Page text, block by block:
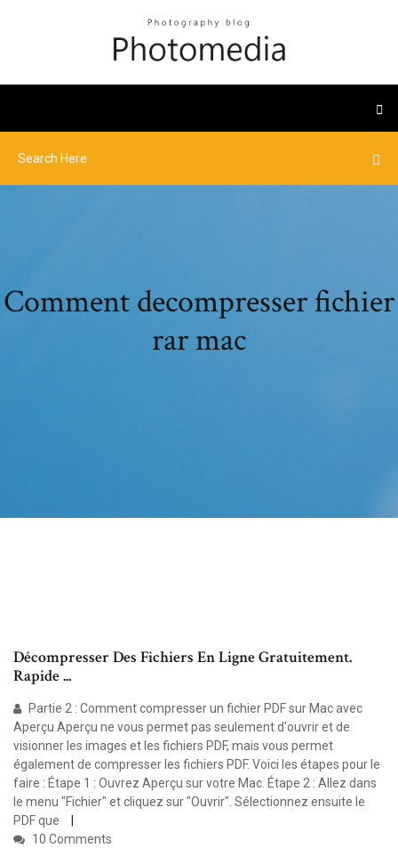
Comment decompresser fichier
rar mac
Décompresser Des Fichiers En Ligne Gratuitement.
Rapide ...
Partie 2 : Comment compresser un fichier PDF sur Mac avec
Aperçu Aperçu ne vous permet pas seulement d'ouvrir et de
visionner les images et les fichiers PDF, mais vous permet
également de compresser les fichiers PDF. Voici les étapes pour le
faire : Étape 1 : Ouvrez Aperçu sur votre Mac. Étape 2 : Allez dans
le menu "Fichier" et cliquez sur "Ouvrir". Sélectionnez ensuite le
PDF que
10 Comments